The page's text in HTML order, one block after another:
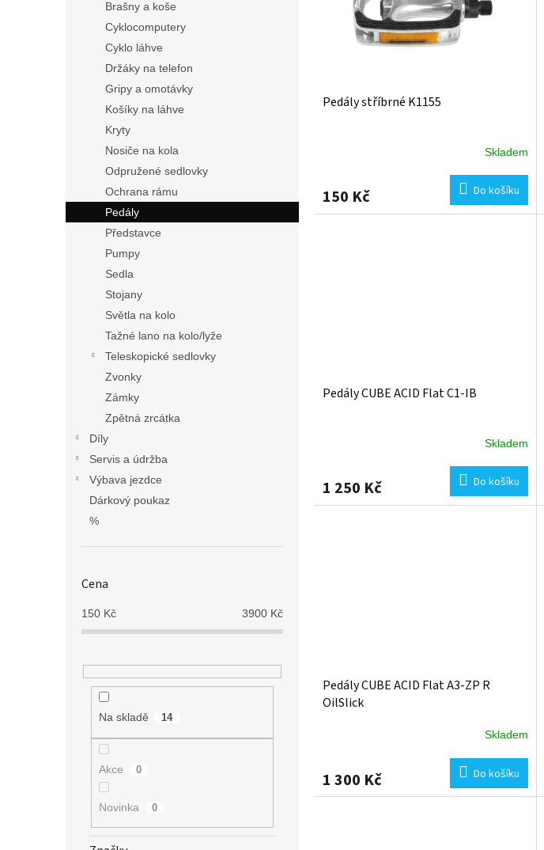
Brašny a koše
Cyklocomputery
Cyklo láhve
Držáky na telefon
Gripy a omotávky
Košíky na láhve
Kryty
Nosiče na kola
Odpružené sedlovky
Ochrana rámu
Pedály
Představce
Pumpy
Sedla
Stojany
Světla na kolo
Tažné lano na kolo/lyže
Teleskopické sedlovky
Zvonky
Zámky
Zpětná zrcátka
Díly
Servis a údržba
Výbava jezdce
Dárkový poukaz
%
Cena
150 Kč 3900 Kč
Na skladě 14
Akce 0
Novinka 0
Pedály stříbrné K1155
Skladem
150 Kč Do košíku
Pedály CUBE ACID Flat C1-IB
Skladem
1 250 Kč Do košíku
Pedály CUBE ACID Flat A3-ZP R
OilSlick
Skladem
1 300 Kč Do košíku